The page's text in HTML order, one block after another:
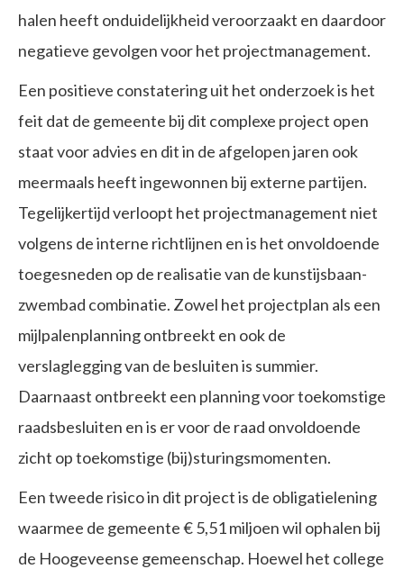
halen heeft onduidelijkheid veroorzaakt en daardoor
negatieve gevolgen voor het projectmanagement.
Een positieve constatering uit het onderzoek is het
feit dat de gemeente bij dit complexe project open
staat voor advies en dit in de afgelopen jaren ook
meermaals heeft ingewonnen bij externe partijen.
Tegelijkertijd verloopt het projectmanagement niet
volgens de interne richtlijnen en is het onvoldoende
toegesneden op de realisatie van de kunstijsbaan-
zwembad combinatie. Zowel het projectplan als een
mijlpalenplanning ontbreekt en ook de
verslaglegging van de besluiten is summier.
Daarnaast ontbreekt een planning voor toekomstige
raadsbesluiten en is er voor de raad onvoldoende
zicht op toekomstige (bij)sturingsmomenten.
Een tweede risico in dit project is de obligatielening
waarmee de gemeente € 5,51 miljoen wil ophalen bij
de Hoogeveense gemeenschap. Hoewel het college